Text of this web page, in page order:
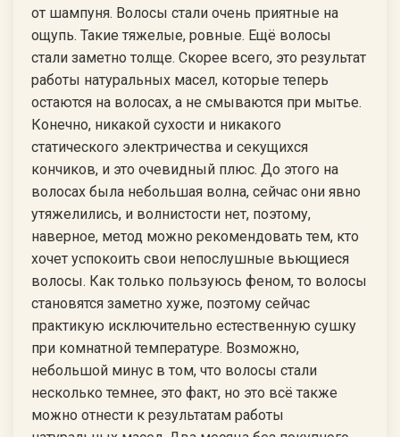
от шампуня. Волосы стали очень приятные на
ощупь. Такие тяжелые, ровные. Ещё волосы
стали заметно толще. Скорее всего, это результат
работы натуральных масел, которые теперь
остаются на волосах, а не смываются при мытье.
Конечно, никакой сухости и никакого
статического электричества и секущихся
кончиков, и это очевидный плюс. До этого на
волосах была небольшая волна, сейчас они явно
утяжелились, и волнистости нет, поэтому,
наверное, метод можно рекомендовать тем, кто
хочет успокоить свои непослушные вьющиеся
волосы. Как только пользуюсь феном, то волосы
становятся заметно хуже, поэтому сейчас
практикую исключительно естественную сушку
при комнатной температуре. Возможно,
небольшой минус в том, что волосы стали
несколько темнее, это факт, но это всё также
можно отнести к результатам работы